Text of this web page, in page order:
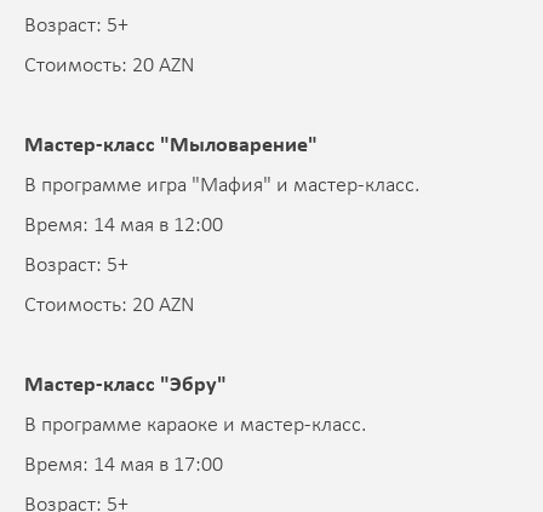
Возраст: 5+
Стоимость: 20 AZN
Мастер-класс "Мыловарение"
В программе игра "Мафия" и мастер-класс.
Время: 14 мая в 12:00
Возраст: 5+
Стоимость: 20 AZN
Мастер-класс "Эбру"
В программе караоке и мастер-класс.
Время: 14 мая в 17:00
Возраст: 5+